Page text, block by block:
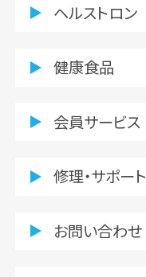
ヘルストロン
健康食品
会員サービス
修理・サポート
お問い合わせ